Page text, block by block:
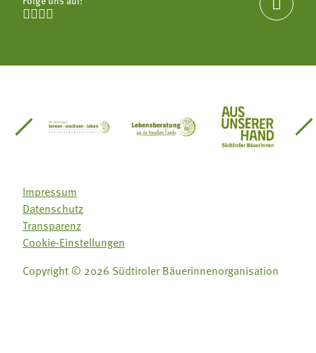
   
Südtirol
Gärtnervereinigung
Sozialgenossenschaft Mit Bäuerinnen lernen -
Lebensberatung für dieAus unserer
Impressum
Datenschutz
Transparenz
Cookie-Einstellungen
Copyright © 2026 Südtiroler Bäuerinnenorganisation